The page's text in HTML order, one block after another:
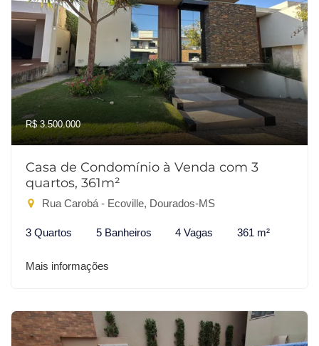
R$ 3.500.000
Casa de Condomínio à Venda com 3
quartos, 361m²
Rua Carobá - Ecoville, Dourados-MS
3 Quartos 5 Banheiros 4 Vagas 361 m²
Mais informações